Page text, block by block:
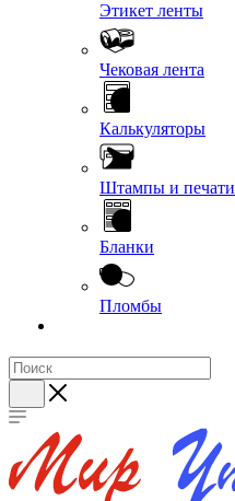
Этикет ленты
Чековая лента
Калькуляторы
Штампы и печати
Бланки
Пломбы